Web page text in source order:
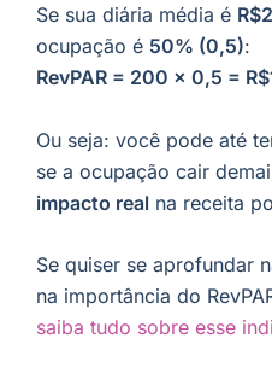
Se sua diária média é
ocupação é 50% (0,5):
RevPAR = 200 × 0,5 =
Ou seja: você pode até
se a ocupação cair
impacto real na receita
Se quiser se aprofundar
na importância do
saiba tudo sobre esse